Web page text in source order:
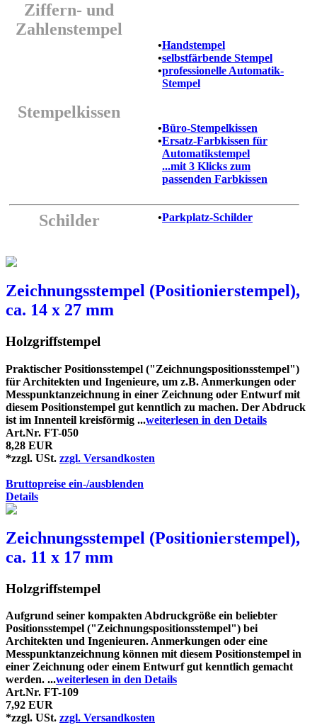
Ziffern- und
Zahlenstempel
•Handstempel
•selbstfärbende Stempel
•professionelle Automatik-
Stempel
Stempelkissen
•Büro-Stempelkissen
•Ersatz-Farbkissen für
Automatikstempel
...mit 3 Klicks zum
passenden Farbkissen
Schilder •Parkplatz-Schilder
Zeichnungsstempel (Positionierstempel),
ca. 14 x 27 mm
Holzgriffstempel
Praktischer Positionsstempel ("Zeichnungspositionsstempel")
für Architekten und Ingenieure, um z.B. Anmerkungen oder
Messpunktanzeichnung in einer Zeichnung oder Entwurf mit
diesem Positionstempel gut kenntlich zu machen. Der Abdruck
ist im Innenteil kreisförmig ...weiterlesen in den Details
Art.Nr. FT-050
8,28 EUR
*zzgl. USt. zzgl. Versandkosten
Bruttopreise ein-/ausblenden
Details
Zeichnungsstempel (Positionierstempel),
ca. 11 x 17 mm
Holzgriffstempel
Aufgrund seiner kompakten Abdruckgröße ein beliebter
Positionsstempel ("Zeichnungspositionsstempel") bei
Architekten und Ingenieuren. Anmerkungen oder eine
Messpunktanzeichnung können mit diesem Positionstempel in
einer Zeichnung oder einem Entwurf gut kenntlich gemacht
werden. ...weiterlesen in den Details
Art.Nr. FT-109
7,92 EUR
*zzgl. USt. zzgl. Versandkosten